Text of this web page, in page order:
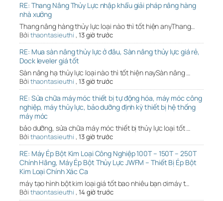
RE: Thang Nâng Thủy Lực nhập khẩu giải pháp nâng hàng
nhà xưởng
Thang nâng hàng thủy lực loại nào thì tốt hiện anyThang…
Bởi thaontasieuthi , 13 giờ trước
RE: Mua sàn nâng thủy lực ở đâu, Sàn nâng thủy lực giá rẻ,
Dock leveler giá tốt
Sàn nâng hạ thủy lực loại nào thì tốt hiện naySàn nâng …
Bởi thaontasieuthi , 13 giờ trước
RE: Sửa chữa máy móc thiết bị tự động hóa, máy móc công
nghiệp, máy thủy lực, bảo dưỡng định kỳ thiết bị hệ thống
máy móc
bảo dưỡng, sửa chữa máy móc thiết bị thủy lực loại tốt …
Bởi thaontasieuthi , 13 giờ trước
RE: Máy Ép Bột Kim Loại Công Nghiệp 100T – 150T – 250T
Chính Hãng, Máy Ép Bột Thủy Lực JWFM – Thiết Bị Ép Bột
Kim Loại Chính Xác Ca
máy tạo hình bột kim loại giá tốt bao nhiêu bạn ơimáy t…
Bởi thaontasieuthi , 14 giờ trước